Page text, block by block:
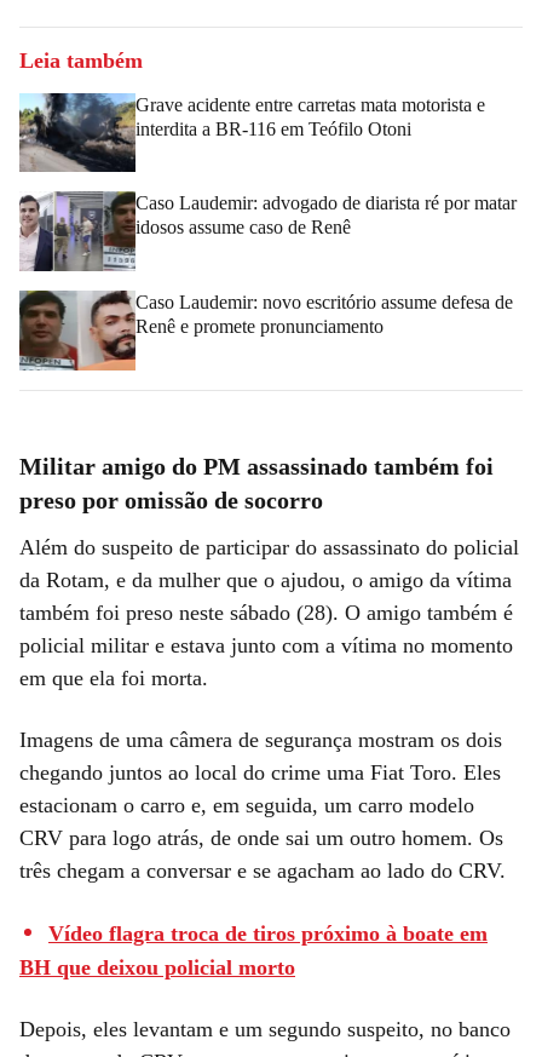
Leia também
Grave acidente entre carretas mata motorista e
interdita a BR-116 em Teófilo Otoni
Caso Laudemir: advogado de diarista ré por matar
idosos assume caso de Renê
Caso Laudemir: novo escritório assume defesa de
Renê e promete pronunciamento
Militar amigo do PM assassinado também foi
preso por omissão de socorro
Além do suspeito de participar do assassinato do policial
da Rotam, e da mulher que o ajudou, o amigo da vítima
também foi preso neste sábado (28). O amigo também é
policial militar e estava junto com a vítima no momento
em que ela foi morta.
Imagens de uma câmera de segurança mostram os dois
chegando juntos ao local do crime uma Fiat Toro. Eles
estacionam o carro e, em seguida, um carro modelo
CRV para logo atrás, de onde sai um outro homem. Os
três chegam a conversar e se agacham ao lado do CRV.
Vídeo flagra troca de tiros próximo à boate em
BH que deixou policial morto
Depois, eles levantam e um segundo suspeito, no banco